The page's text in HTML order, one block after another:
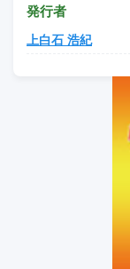
発行者
上白石 浩紀